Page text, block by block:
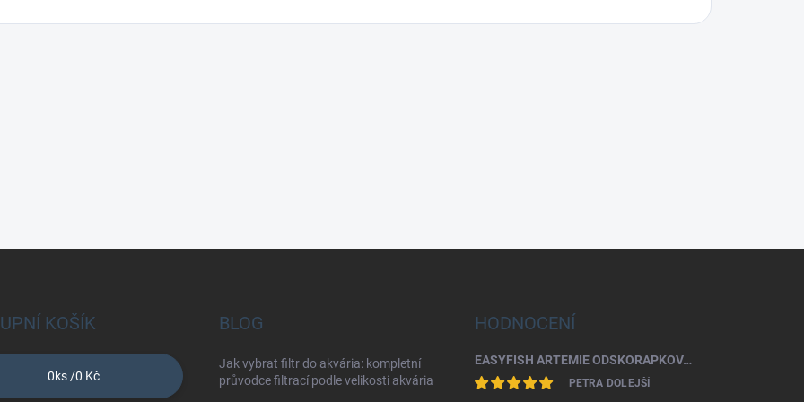
KOŠÍK
0ks /0 Kč
BLOG
Jak vybrat filtr do akvária: kompletní
průvodce filtrací podle velikosti akvária
HODNOCENÍ
EASYFISH ARTEMIE ODSKOŘÁPKOVANÁ 50G
PETRA DOLEJŠÍ